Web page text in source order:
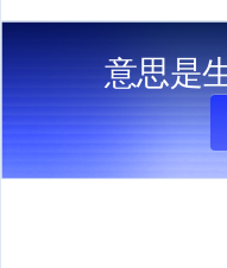
意思是